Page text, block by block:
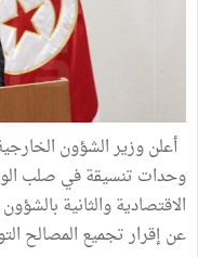
أعلن وزير الشؤون
وحدات تنسيقة في صلب
الاقتصادية والثانية
عن إقرار تجميع المصالح